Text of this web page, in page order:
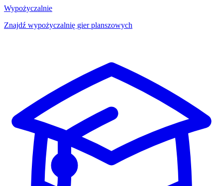
Wypożyczalnie
Znajdź wypożyczalnię gier planszowych